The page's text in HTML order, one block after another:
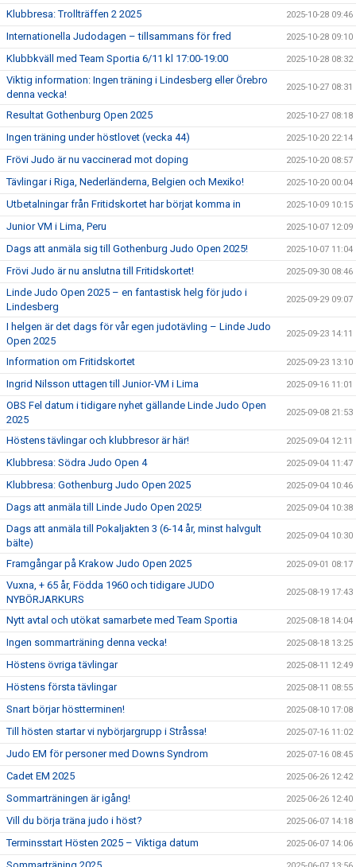
Klubbresa: Trollträffen 2 2025 2025-10-28 09:46
Internationella Judodagen – tillsammans för fred 2025-10-28 09:10
Klubbkväll med Team Sportia 6/11 kl 17:00-19:00 2025-10-28 08:32
Viktig information: Ingen träning i Lindesberg eller Örebro
denna vecka!
2025-10-27 08:31
Resultat Gothenburg Open 2025 2025-10-27 08:18
Ingen träning under höstlovet (vecka 44) 2025-10-20 22:14
Frövi Judo är nu vaccinerad mot doping 2025-10-20 08:57
Tävlingar i Riga, Nederländerna, Belgien och Mexiko! 2025-10-20 00:04
Utbetalningar från Fritidskortet har börjat komma in 2025-10-09 10:15
Junior VM i Lima, Peru 2025-10-07 12:09
Dags att anmäla sig till Gothenburg Judo Open 2025! 2025-10-07 11:04
Frövi Judo är nu anslutna till Fritidskortet! 2025-09-30 08:46
Linde Judo Open 2025 – en fantastisk helg för judo i
Lindesberg
2025-09-29 09:07
I helgen är det dags för vår egen judotävling – Linde Judo
Open 2025
2025-09-23 14:11
Information om Fritidskortet 2025-09-23 13:10
Ingrid Nilsson uttagen till Junior-VM i Lima 2025-09-16 11:01
OBS Fel datum i tidigare nyhet gällande Linde Judo Open
2025
2025-09-08 21:53
Höstens tävlingar och klubbresor är här! 2025-09-04 12:11
Klubbresa: Södra Judo Open 4 2025-09-04 11:47
Klubbresa: Gothenburg Judo Open 2025 2025-09-04 10:46
Dags att anmäla till Linde Judo Open 2025! 2025-09-04 10:38
Dags att anmäla till Pokaljakten 3 (6-14 år, minst halvgult
bälte)
2025-09-04 10:30
Framgångar på Krakow Judo Open 2025 2025-09-01 08:17
Vuxna, + 65 år, Födda 1960 och tidigare JUDO
NYBÖRJARKURS
2025-08-19 17:43
Nytt avtal och utökat samarbete med Team Sportia 2025-08-18 14:04
Ingen sommarträning denna vecka! 2025-08-18 13:25
Höstens övriga tävlingar 2025-08-11 12:49
Höstens första tävlingar 2025-08-11 08:55
Snart börjar höstterminen! 2025-08-10 17:08
Till hösten startar vi nybörjargrupp i Stråssa! 2025-07-16 11:02
Judo EM för personer med Downs Syndrom 2025-07-16 08:45
Cadet EM 2025 2025-06-26 12:42
Sommarträningen är igång! 2025-06-26 12:40
Vill du börja träna judo i höst? 2025-06-07 14:18
Terminsstart Hösten 2025 – Viktiga datum 2025-06-07 14:06